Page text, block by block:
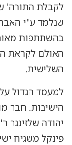
לקבלת התורה'
שנלמד ע"י
בהשתתפות
האולם לקראת
השלישית.
למעמד הגדול
הישיבות. חבר
יהודה שלזינגר
פינקל משגיח